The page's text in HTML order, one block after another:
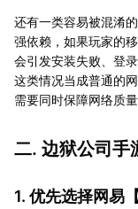
还有一类容易被混淆
强依赖，如果玩家的
会引发安装失败、登
这类情况当成普通的
需要同时保障网络质
二. 边狱公司手
1. 优先选择网易